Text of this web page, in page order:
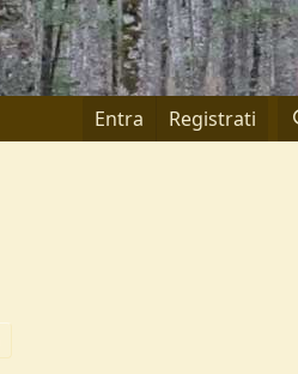
Entra Registrati